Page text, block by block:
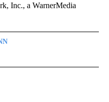
Inc., a WarnerMedia
TO RECEIVE NOTIFICATIONS ABOUT